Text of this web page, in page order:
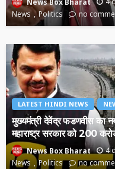
News
Politics no
LATEST HINDI NEWS
मुख्यमंत्री देवेंद्र फडणवीस का
महाराष्ट्र सरकार को 200
News Box Bharat 4
News
Politics no